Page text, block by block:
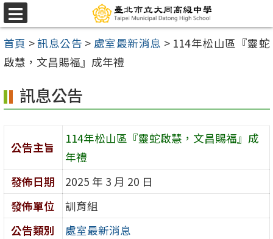
跳
至
主
要
容
區
選
單
首頁 >訊息公告 > 處室最新消息 > 114年松山區『靈蛇
啟慧，文昌賜福』成年禮
訊息公告
公告主旨
114年松山區『靈蛇啟慧，文昌賜福』成
年禮
發佈日期
2025 年 3 月 20 日
發佈單位
訓育組
公告類別
處室最新消息